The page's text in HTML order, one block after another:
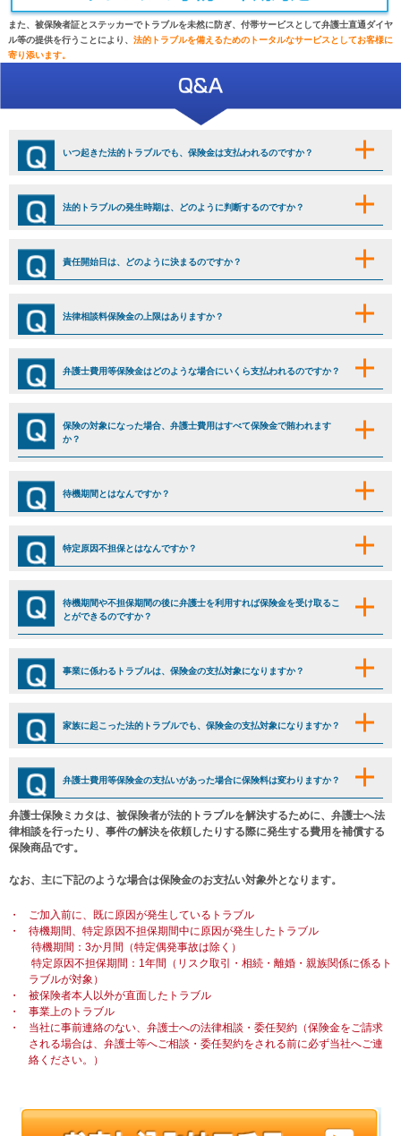
また、被保険者証とステッカーでトラブルを未然に防ぎ、付帯サービスとして弁護士直通ダイヤ
ル等の提供を行うことにより、 法的トラブルを備えるためのトータルなサービスとしてお客様に
寄り添います。
いつ起きた法的トラブルでも、保険金は支払われるのですか？
法的トラブルの発生時期は、どのように判断するのですか？
責任開始日は、どのように決まるのですか？
法律相談料保険金の上限はありますか？
弁護士費用等保険金はどのような場合にいくら支払われるのですか？
保険の対象になった場合、弁護士費用はすべて保険金で賄われます
か？
待機期間とはなんですか？
特定原因不担保とはなんですか？
待機期間や不担保期間の後に弁護士を利用すれば保険金を受け取るこ
とができるのですか？
事業に係わるトラブルは、保険金の支払対象になりますか？
家族に起こった法的トラブルでも、保険金の支払対象になりますか？
弁護士費用等保険金の支払いがあった場合に保険料は変わりますか？
弁護士保険ミカタは、被保険者が法的トラブルを解決するために、弁護士へ法
律相談を行ったり、事件の解決を依頼したりする際に発生する費用を補償する
保険商品です。
なお、主に下記のような場合は保険金のお支払い対象外となります。
・
ご加入前に、既に原因が発生しているトラブル
・
待機期間、特定原因不担保期間中に原因が発生したトラブル
待機期間：3か月間（特定偶発事故は除く）
特定原因不担保期間：1年間（リスク取引・相続・離婚・親族関係に係るト
ラブルが対象）
・
被保険者本人以外が直面したトラブル
・
事業上のトラブル
・
当社に事前連絡のない、弁護士への法律相談・委任契約（保険金をご請求
される場合は、弁護士等へご相談・委任契約をされる前に必ず当社へご連
絡ください。）